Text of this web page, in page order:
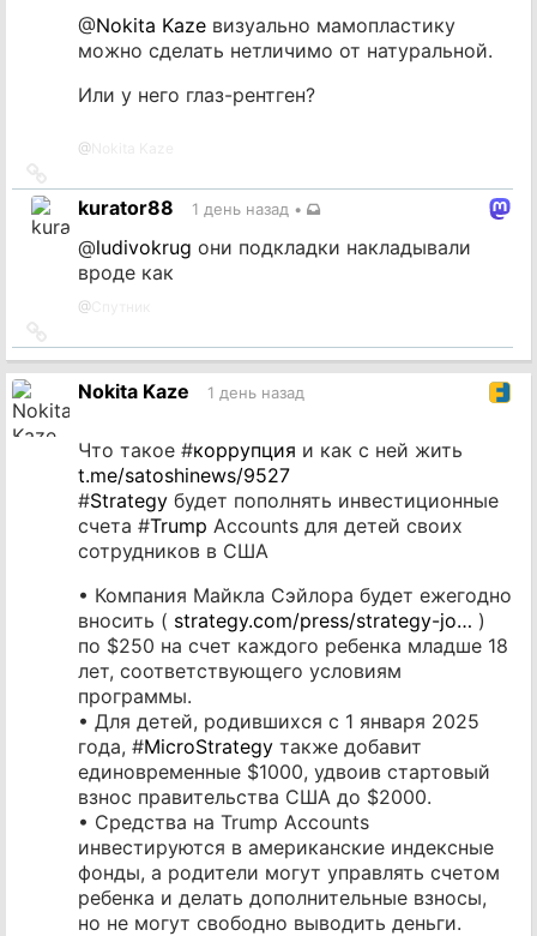
@Nokita Kaze визуально мамопластику
можно сделать нетличимо от натуральной.
Или у него глаз-рентген?
@
на
источник
kurator88 1 день назад •
@ludivokrug они подкладки накладывали
вроде как
@
на
источник
Nokita Kaze 1 день назад
Что такое #коррупция и как с ней жить
t.me/satoshinews/9527
#Strategy будет пополнять инвестиционные
счета #Trump Accounts для детей своих
сотрудников в США
• Компания Майкла Сэйлора будет ежегодно
вносить ( strategy.com/press/strategy-jo… )
по $250 на счет каждого ребенка младше 18
лет, соответствующего условиям
программы.
• Для детей, родившихся с 1 января 2025
года, #MicroStrategy также добавит
единовременные $1000, удвоив стартовый
взнос правительства США до $2000.
• Средства на Trump Accounts
инвестируются в американские индексные
фонды, а родители могут управлять счетом
ребенка и делать дополнительные взносы,
но не могут свободно выводить деньги.